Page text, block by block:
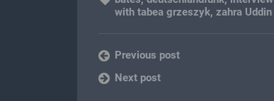
with tabea grzeszyk,zahra Uddin
Previous post
Next post